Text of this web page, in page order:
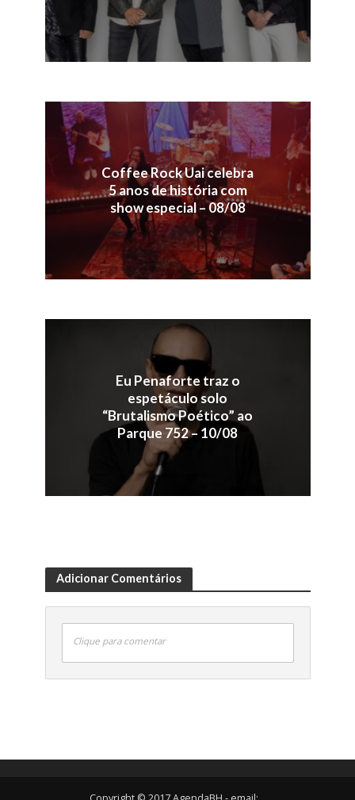
Coffee Rock Uai celebra
5 anos de história com
show especial – 08/08
Eu Penaforte traz o
espetáculo solo
“Brutalismo Poético” ao
Parque 752 – 10/08
Adicionar Comentários
Clique para comentar